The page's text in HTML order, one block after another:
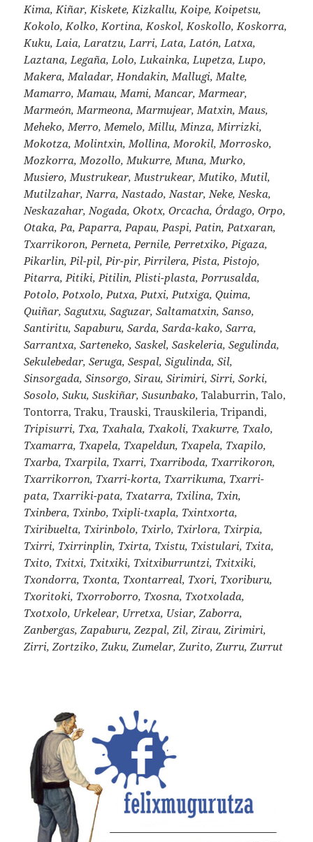
Kima, Kiñar, Kiskete, Kizkallu, Koipe, Koipetsu,
Kokolo, Kolko, Kortina, Koskol, Koskollo, Koskorra,
Kuku, Laia, Laratzu, Larri, Lata, Latón, Latxa,
Laztana, Legaña, Lolo, Lukainka, Lupetza, Lupo,
Makera, Maladar, Hondakin, Mallugi, Malte,
Mamarro, Mamau, Mami, Mancar, Marmear,
Marmeón, Marmeona, Marmujear, Matxin, Maus,
Meheko, Merro, Memelo, Millu, Minza, Mirrizki,
Mokotza, Molintxin, Mollina, Morokil, Morrosko,
Mozkorra, Mozollo, Mukurre, Muna, Murko,
Musiero, Mustrukear, Mustrukear, Mutiko, Mutil,
Mutilzahar, Narra, Nastado, Nastar, Neke, Neska,
Neskazahar, Nogada, Okotx, Orcacha, Órdago, Orpo,
Otaka, Pa, Paparra, Papau, Paspi, Patin, Patxaran,
Txarrikoron, Perneta, Pernile, Perretxiko, Pigaza,
Pikarlin, Pil-pil, Pir-pir, Pirrilera, Pista, Pistojo,
Pitarra, Pitiki, Pitilin, Plisti-plasta, Porrusalda,
Potolo, Potxolo, Putxa, Putxi, Putxiga, Quima,
Quiñar, Sagutxu, Saguzar, Saltamatxin, Sanso,
Santiritu, Sapaburu, Sarda, Sarda-kako, Sarra,
Sarrantxa, Sarteneko, Saskel, Saskeleria, Segulinda,
Sekulebedar, Seruga, Sespal, Sigulinda, Sil,
Sinsorgada, Sinsorgo, Sirau, Sirimiri, Sirri, Sorki,
Sosolo, Suku, Suskiñar, Susunbako, Talaburrin, Talo,
Tontorra, Traku, Trauski, Trauskileria, Tripandi,
Tripisurri, Txa, Txahala, Txakoli, Txakurre, Txalo,
Txamarra, Txapela, Txapeldun, Txapela, Txapilo,
Txarba, Txarpila, Txarri, Txarriboda, Txarrikoron,
Txarrikorron, Txarri-korta, Txarrikuma, Txarri-
pata, Txarriki-pata, Txatarra, Txilina, Txin,
Txinbera, Txinbo, Txipli-txapla, Txintxorta,
Txiribuelta, Txirinbolo, Txirlo, Txirlora, Txirpia,
Txirri, Txirrinplin, Txirta, Txistu, Txistulari, Txita,
Txito, Txitxi, Txitxiki, Txitxiburruntzi, Txitxiki,
Txondorra, Txonta, Txontarreal, Txori, Txoriburu,
Txoritoki, Txorroborro, Txosna, Txotxolada,
Txotxolo, Urkelear, Urretxa, Usiar, Zaborra,
Zanbergas, Zapaburu, Zezpal, Zil, Zirau, Zirimiri,
Zirri, Zortziko, Zuku, Zumelar, Zurito, Zurru, Zurrut